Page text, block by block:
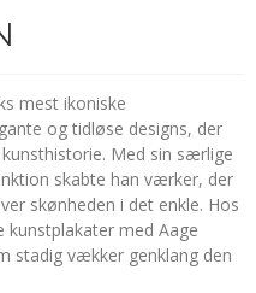
mest ikoniske
og tidløse designs, der
Med sin særlige
skabte han værker, der
skønheden i det enkle. Hos
kunstplakater med Aage
stadig vækker genklang den